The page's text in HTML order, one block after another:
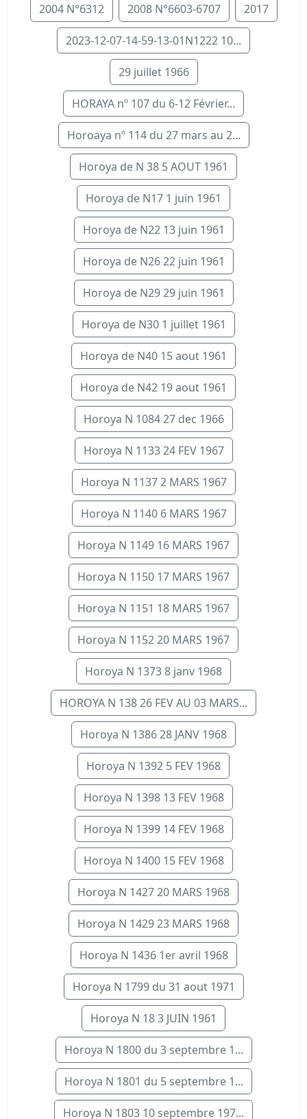
2004 N°6312 2008 N°6603-6707 2017
2023-12-07-14-59-13-01N1222 10...
29 juillet 1966
HORAYA nº 107 du 6-12 Février...
Horoaya nº 114 du 27 mars au 2...
Horoya de N 38 5 AOUT 1961
Horoya de N17 1 juin 1961
Horoya de N22 13 juin 1961
Horoya de N26 22 juin 1961
Horoya de N29 29 juin 1961
Horoya de N30 1 juillet 1961
Horoya de N40 15 aout 1961
Horoya de N42 19 aout 1961
Horoya N 1084 27 dec 1966
Horoya N 1133 24 FEV 1967
Horoya N 1137 2 MARS 1967
Horoya N 1140 6 MARS 1967
Horoya N 1149 16 MARS 1967
Horoya N 1150 17 MARS 1967
Horoya N 1151 18 MARS 1967
Horoya N 1152 20 MARS 1967
Horoya N 1373 8 janv 1968
HOROYA N 138 26 FEV AU 03 MARS...
Horoya N 1386 28 JANV 1968
Horoya N 1392 5 FEV 1968
Horoya N 1398 13 FEV 1968
Horoya N 1399 14 FEV 1968
Horoya N 1400 15 FEV 1968
Horoya N 1427 20 MARS 1968
Horoya N 1429 23 MARS 1968
Horoya N 1436 1er avril 1968
Horoya N 1799 du 31 aout 1971
Horoya N 18 3 JUIN 1961
Horoya N 1800 du 3 septembre 1...
Horoya N 1801 du 5 septembre 1...
Horoya N 1803 10 septembre 197...